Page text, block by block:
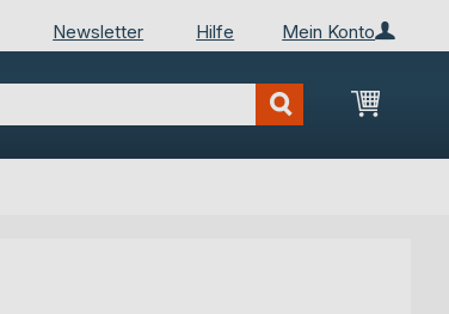
Mein Konto
Newsletter Hilfe
Mein